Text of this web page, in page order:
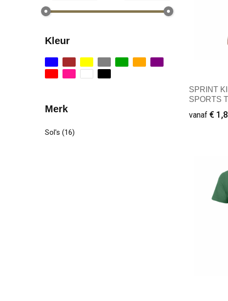
Kleur
Merk
Sol's (16)
SPRINT
SPORTS
vanaf €